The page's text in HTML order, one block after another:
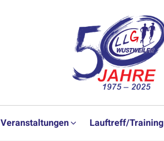
Veranstaltungen Lauftreff/Training